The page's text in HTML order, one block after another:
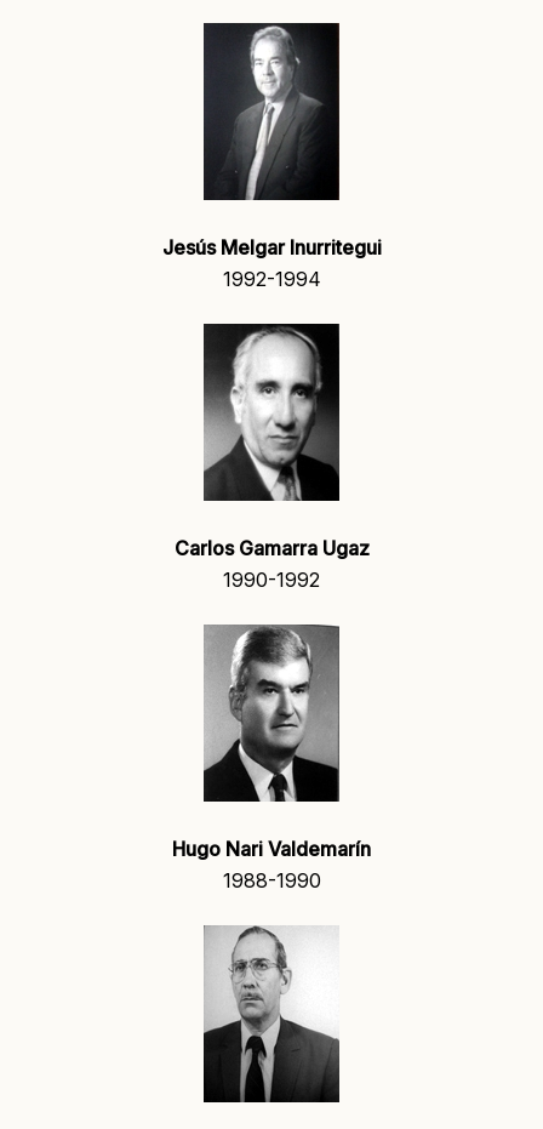
Jesús Melgar Inurritegui
1992-1994
Carlos Gamarra Ugaz
1990-1992
Hugo Nari Valdemarín
1988-1990